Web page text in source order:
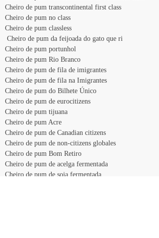
Cheiro de pum transcontinental first class
Cheiro de pum no class
Cheiro de pum classless
Cheiro de pum da feijoada do gato que ri
Cheiro de pum portunhol
Cheiro de pum Rio Branco
Cheiro de pum de fila de imigrantes
Cheiro de pum de fila na Imigrantes
Cheiro de pum do Bilhete Único
Cheiro de pum de eurocitizens
Cheiro de pum tijuana
Cheiro de pum Acre
Cheiro de pum de Canadian citizens
Cheiro de pum de non-citizens globales
Cheiro de pum Bom Retiro
Cheiro de pum de acelga fermentada
Cheiro de pum de soja fermentada